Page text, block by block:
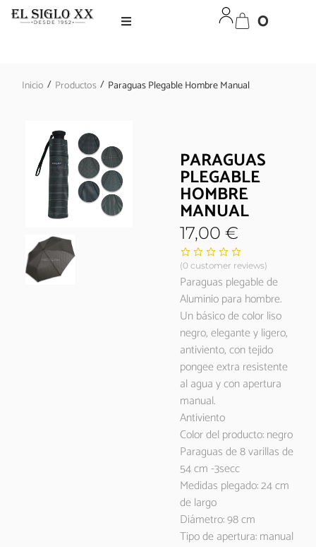
0
Inicio / Productos / Paraguas Plegable Hombre Manual
PARAGUAS
PLEGABLE
HOMBRE
MANUAL
17,00€
(0 customer reviews)
Paraguas plegable de
Aluminio para hombre.
Un básico de color liso
negro, elegante y ligero,
antiviento, con tejido
pongee extra resistente
al agua y con apertura
manual.
Antiviento
Color del producto: negro
Paraguas de 8 varillas de
54 cm -3secc
Medidas plegado: 24 cm
de largo
Diámetro: 98 cm
Tipo de apertura: manual